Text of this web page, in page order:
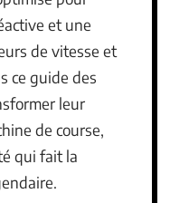
et une
de vitesse et
ce guide des
leur
de course,
qui fait la